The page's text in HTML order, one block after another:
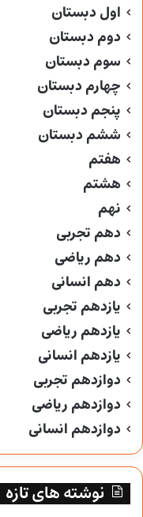
اول دبستان
دوم دبستان
سوم دبستان
چهارم دبستان
پنجم دبستان
ششم دبستان
هفتم
هشتم
نهم
دهم تجربی
دهم ریاضی
دهم انسانی
یازدهم تجربی
یازدهم ریاضی
یازدهم انسانی
دوازدهم تجربی
دوازدهم ریاضی
دوازدهم انسانی
نوشته های تازه